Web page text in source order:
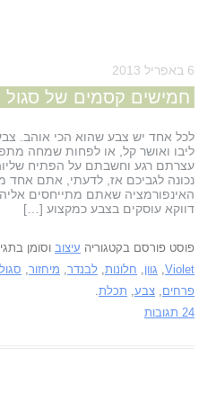
6 באפריל 2013
חמישים קסמים של סגול
לכל אחד יש צבע שהוא הכי אוהב.
ליבו ואושר קל, או לפחות שמחה
עצרתם רגע וחשבתם על הפתיח
נכונה לגביכם אז, לדעתי, אתם אחד
האינפורמציה שאתם מתייחסים
דווקא עוסקים בצבע כמקצוע […]
פוסט פורסם בקטגוריה עיצוב וסומן
Violet
, גוון, חלונות, לבנדר, מיחזור, סגול
פרחים, צבע, תכלת.
24 תגובות